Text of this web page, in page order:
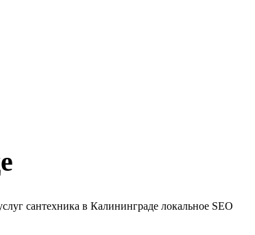
сантехника в Калининграде локальное SEO